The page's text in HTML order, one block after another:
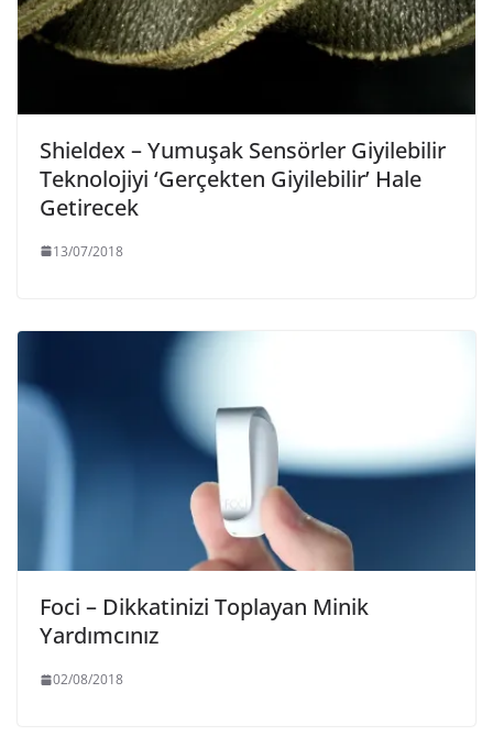
Shieldex – Yumuşak Sensörler Giyilebilir
Teknolojiyi ‘Gerçekten Giyilebilir’ Hale
Getirecek
13/07/2018
Foci – Dikkatinizi Toplayan Minik
Yardımcınız
02/08/2018